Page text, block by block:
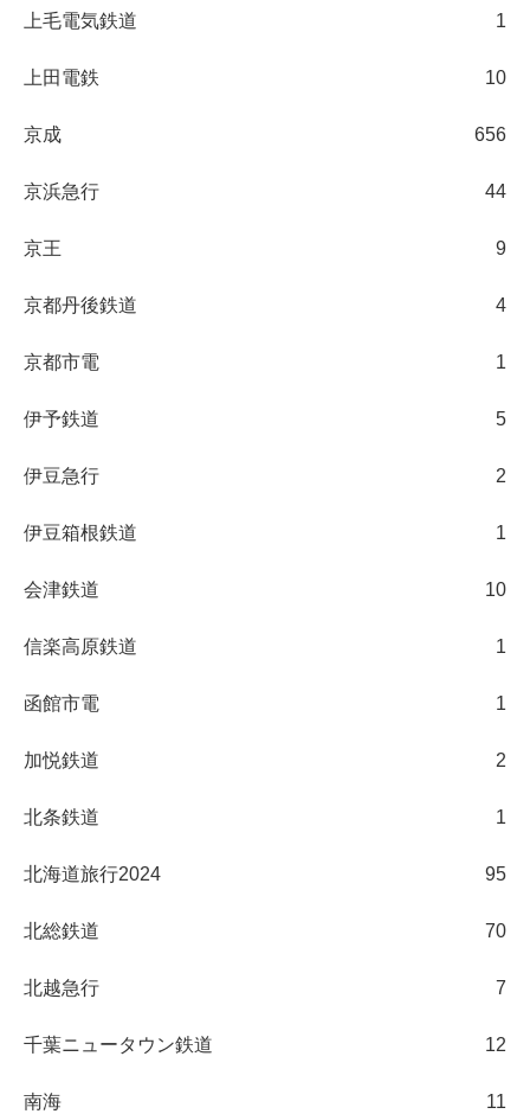
上毛電気鉄道 1
上田電鉄 10
京成 656
京浜急行 44
京王 9
京都丹後鉄道 4
京都市電 1
伊予鉄道 5
伊豆急行 2
伊豆箱根鉄道 1
会津鉄道 10
信楽高原鉄道 1
函館市電 1
加悦鉄道 2
北条鉄道 1
北海道旅行2024 95
北総鉄道 70
北越急行 7
千葉ニュータウン鉄道 12
南海 11